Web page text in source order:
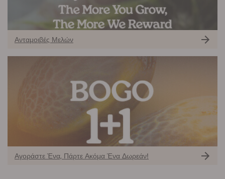
Ανταμοιβές Μελών
Αγοράστε Ένα, Πάρτε Ακόμα Ένα Δωρεάν!